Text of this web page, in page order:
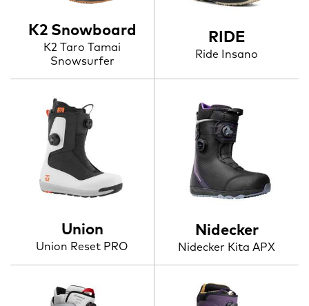
K2 Snowboard
K2 Taro Tamai
Snowsurfer
RIDE
Ride Insano
Union
Union Reset PRO
Nidecker
Nidecker Kita APX